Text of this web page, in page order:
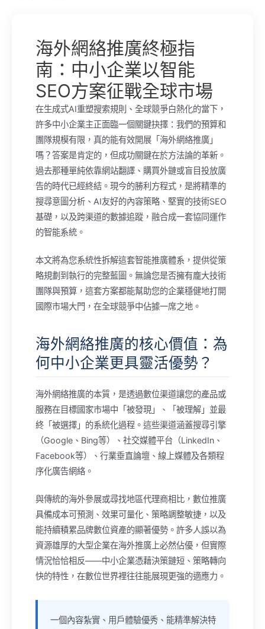
海外網絡推廣終極指
南：中小企業以智能
SEO方案征戰全球市場
在生成式AI重塑搜索規則、全球競爭白熱化的當下，
許多中小企業主正面臨一個關鍵抉擇：我們的預算和
團隊規模有限，真的能有效開展「海外網絡推廣」
嗎？答案是肯定的，但成功關鍵在於方法論的革新。
過去那種單純依靠網站翻譯、購買外鏈或盲目投放廣
告的時代已經終結。現今的勝利方程式，是將精準的
搜尋意圖分析、AI友好的內容策略、堅實的技術SEO
基礎，以及跨渠道的數據追蹤，融合成一套協同運作
的智能系統。
本文將為您系統性拆解這套智能推廣體系，提供從策
略規劃到執行的完整藍圖。無論您是否擁有龐大技術
團隊與預算，這套方案都能幫助您的企業穩健地打開
國際市場大門，在全球競爭中佔據一席之地。
海外網絡推廣的核心價值：為
何中小企業更具靈活優勢？
海外網絡推廣的本質，是透過數位渠道讓您的產品或
服務在目標國家市場中「被發現」、「被理解」並最
終「被選擇」的系統化過程。這些渠道涵蓋搜尋引擎
（Google、Bing等）、社交媒體平台（LinkedIn、
Facebook等）、行業垂直論壇、線上媒體及各類程
序化廣告網絡。
與傳統的海外參展或尋找地區代理商相比，數位推廣
具備成本可預測、效果可量化、策略調整敏捷，以及
能持續積累品牌數位資產的顯著優勢。許多人誤以為
資源雄厚的大型企業在海外推廣上必然佔優，但實際
情況恰恰相反——中小企業憑藉決策鏈短、策略轉向
快的特性，在數位世界裡往往能展現更強的適應力。
一個內容紮實、用戶體驗優秀、能精準解決特